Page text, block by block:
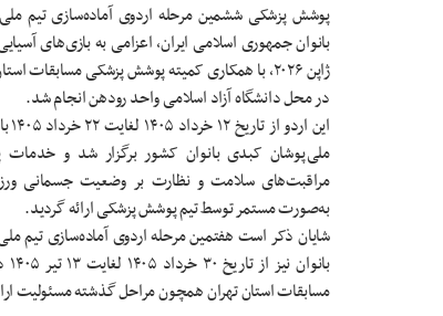
پوشش پزشکی ششمین مرحله اردوی آماده‌سازی تیم
بانوان جمهوری اسلامی ایران، اعزامی به بازی‌های
ژاپن ۲۰۲۶، با همکاری کمیته پوشش پزشکی مسابقات
در محل دانشگاه آزاد اسلامی واحد رودهن انجام شد.
این
ملی‌پوشان کبدی بانوان کشور برگزار شد و خدمات
مراقبت‌های سلامت و نظارت بر وضعیت جسمانی
به‌صورت مستمر توسط تیم پوشش پزشکی ارائه گردید.
شایان ذکر است هفتمین مرحله اردوی آماده‌سازی تیم
مسابقات استان تهران همچون مراحل گذشته مسئولیت